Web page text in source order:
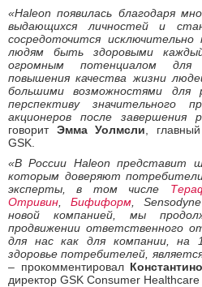
«Haleon появилась благодаря
выдающихся личностей и
сосредоточится
людям быть здоровыми
огромным потенциалом для
повышения качества жизни
большими возможностями
перспективу значительного
акционеров после завершения
говорит Эмма Уолмсли ,
GSK.
«В России Haleon представит
которым доверяют
эксперты, в том числе
Отривин
Бифиформ, Sensodyne
новой компанией, мы
продвижении ответственного
для нас как для компании, на
здоровье потребителей,
– прокомментировал
директор GSK Consumer Healthcare